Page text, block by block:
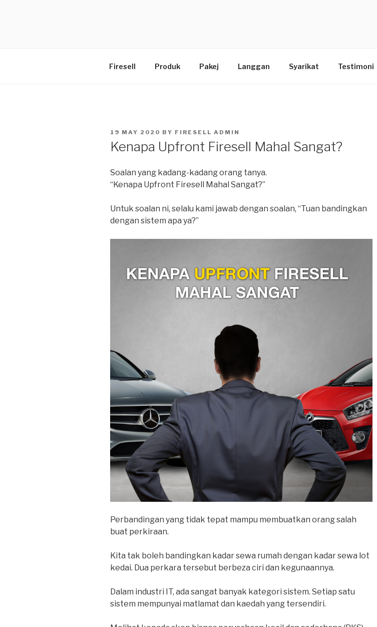
Firesell Produk Pakej Langgan Syarikat Testimoni
POSTED
19 MAY 2020 BY FIRESELL ADMIN
Kenapa Upfront Firesell Mahal Sangat?
Soalan yang kadang-kadang orang tanya.
“Kenapa Upfront Firesell Mahal Sangat?”
Untuk soalan ni, selalu kami jawab dengan soalan, “Tuan bandingkan
dengan sistem apa ya?”
Perbandingan yang tidak tepat mampu membuatkan orang salah
buat perkiraan.
Kita tak boleh bandingkan kadar sewa rumah dengan kadar sewa lot
kedai. Dua perkara tersebut berbeza ciri dan kegunaannya.
Dalam industri IT, ada sangat banyak kategori sistem. Setiap satu
sistem mempunyai matlamat dan kaedah yang tersendiri.